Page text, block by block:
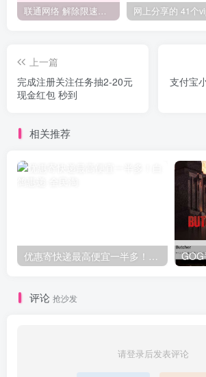
联通网络 解除限速方法参考！畅享、畅玩、老白干等及其它地区自测了
上一篇
完成注册关注任务抽2-20元
现金红包 秒到
支付宝
相关推荐
优惠寄快递最高便宜一半多！白鸽惠递
评论 抢沙发
请登录后发表评论